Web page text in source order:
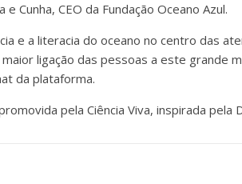
Cunha, CEO da Fundação Oceano Azul.
e a literacia do oceano no centro das
ligação das pessoas a este grande
da plataforma.
pela Ciência Viva, inspirada pela